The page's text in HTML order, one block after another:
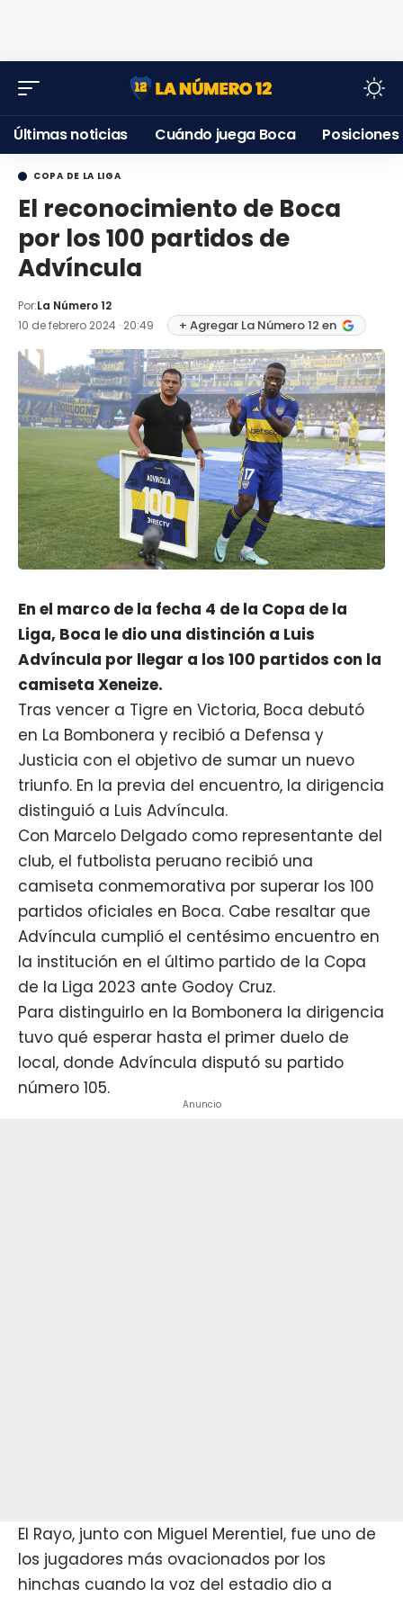
Últimas noticias Cuándo juega Boca Posiciones
COPA DE LA LIGA
El reconocimiento de Boca
por los 100 partidos de
Advíncula
Por:La Número 12
10 de febrero 2024 · 20:49
+ Agregar La Número 12 en
En el marco de la fecha 4 de la Copa de la
Liga, Boca le dio una distinción a Luis
Advíncula por llegar a los 100 partidos con la
camiseta Xeneize.
Tras vencer a Tigre en Victoria, Boca debutó
en La Bombonera y recibió a Defensa y
Justicia con el objetivo de sumar un nuevo
triunfo. En la previa del encuentro, la dirigencia
distinguió a Luis Advíncula.
Con Marcelo Delgado como representante del
club, el futbolista peruano recibió una
camiseta conmemorativa por superar los 100
partidos oficiales en Boca. Cabe resaltar que
Advíncula cumplió el centésimo encuentro en
la institución en el último partido de la Copa
de la Liga 2023 ante Godoy Cruz.
Para distinguirlo en la Bombonera la dirigencia
tuvo qué esperar hasta el primer duelo de
local, donde Advíncula disputó su partido
número 105.
Anuncio
El Rayo, junto con Miguel Merentiel, fue uno de
los jugadores más ovacionados por los
hinchas cuando la voz del estadio dio a